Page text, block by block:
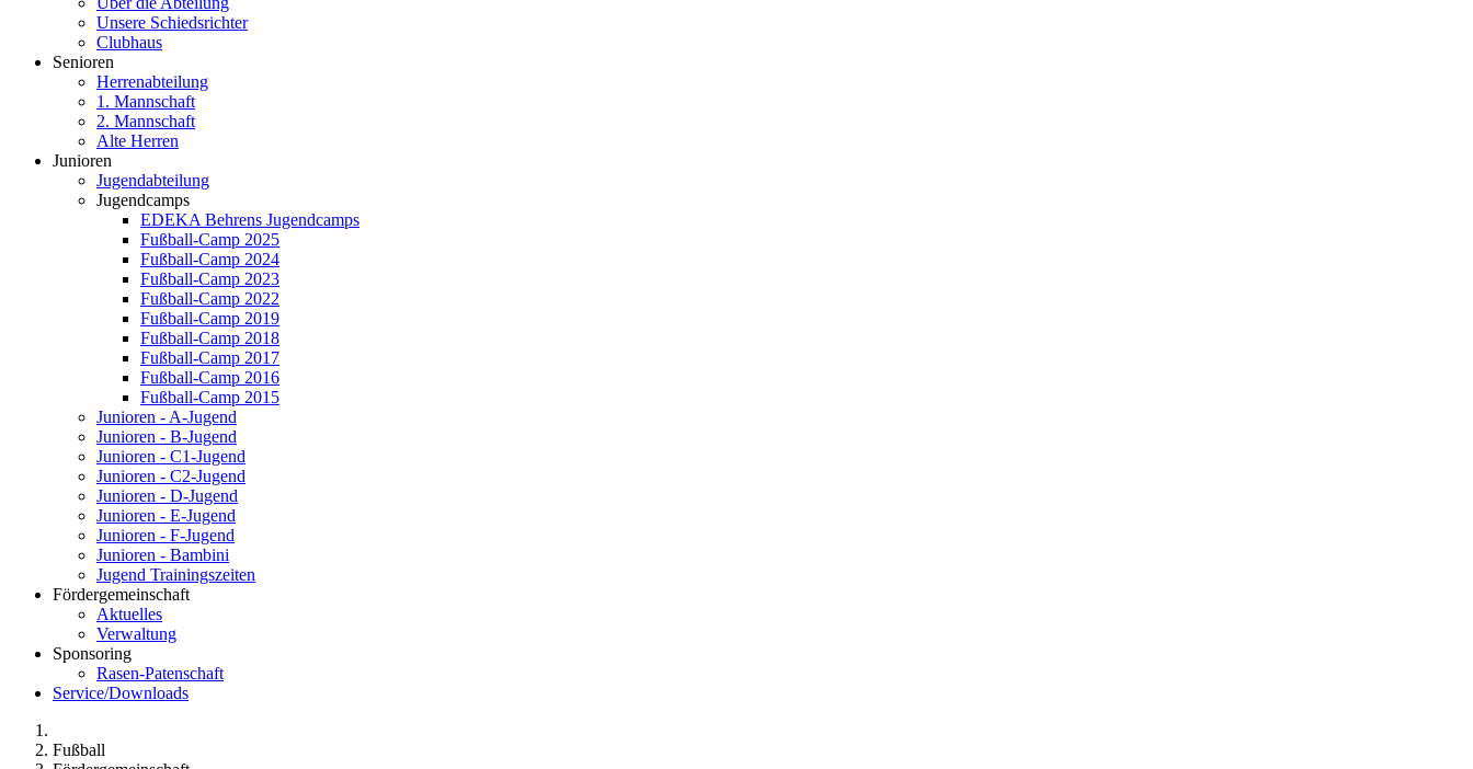
Unsere Schiedsrichter
Clubhaus
Senioren
Herrenabteilung
1. Mannschaft
2. Mannschaft
Alte Herren
Junioren
Jugendabteilung
Jugendcamps
EDEKA Behrens Jugendcamps
Fußball-Camp 2025
Fußball-Camp 2024
Fußball-Camp 2023
Fußball-Camp 2022
Fußball-Camp 2019
Fußball-Camp 2018
Fußball-Camp 2017
Fußball-Camp 2016
Fußball-Camp 2015
Junioren - A-Jugend
Junioren - B-Jugend
Junioren - C1-Jugend
Junioren - C2-Jugend
Junioren - D-Jugend
Junioren - E-Jugend
Junioren - F-Jugend
Junioren - Bambini
Jugend Trainingszeiten
Fördergemeinschaft
Aktuelles
Verwaltung
Sponsoring
Rasen-Patenschaft
Service/Downloads
Fußball